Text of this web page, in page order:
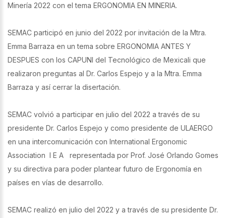
Minería 2022 con el tema ERGONOMIA EN MINERIA.
SEMAC participó en junio del 2022 por invitación de la Mtra.
Emma Barraza en un tema sobre ERGONOMIA ANTES Y
DESPUES con los CAPUNI del Tecnológico de Mexicali que
realizaron preguntas al Dr. Carlos Espejo y a la Mtra. Emma
Barraza y así cerrar la disertación.
SEMAC volvió a participar en julio del 2022 a través de su
presidente Dr. Carlos Espejo y como presidente de ULAERGO
en una intercomunicación con International Ergonomic
Association I E A representada por Prof. José Orlando Gomes
y su directiva para poder plantear futuro de Ergonomía en
países en vías de desarrollo.
SEMAC realizó en julio del 2022 y a través de su presidente Dr.